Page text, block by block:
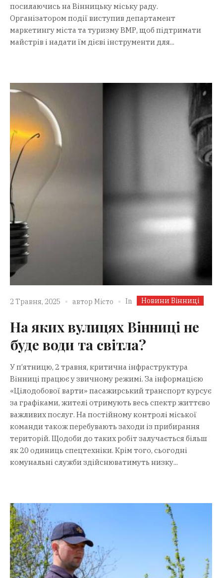
посилаючись на Вінницьку міську раду.
Організатором події виступив департамент
маркетингу міста та туризму ВМР, щоб підтримати
майстрів і надати їм дієві інструменти для...
2 Травня, 2025 автор Місто In Новини Вінниці
На яких вулицях Вінниці не
буде води та світла?
У п’ятницю, 2 травня, критична інфраструктура
Вінниці працює у звичному режимі. За інформацією
«Цілодобової варти» пасажирський транспорт курсує
за графіками, жителі отримують весь спектр життєво
важливих послуг. На постійному контролі міської
команди також перебувають заходи із прибирання
територій. Щодоби до таких робіт залучається більш
як 20 одиниць спецтехніки. Крім того, сьогодні
комунальні служби здійснюватимуть низку...